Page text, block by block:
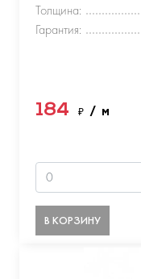
Толщина:
Гарантия:
184 ₽ / м
В КОРЗИНУ